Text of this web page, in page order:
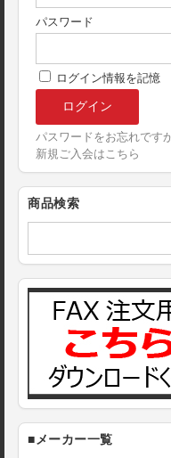
パスワード
ログイン情報を記憶
パスワードをお忘れです
新規ご入会はこちら
商品検索
■メーカー一覧